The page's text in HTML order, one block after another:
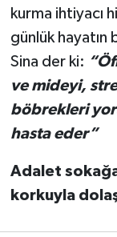
kurma ihtiyacı
günlük hayatın
Sina der ki:
ve mideyi,
böbrekleri
hasta eder”
Adalet
korkuyla